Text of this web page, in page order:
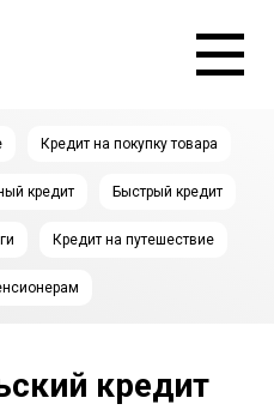
Кредит на покупку товара
кредит Быстрый кредит
Кредит на путешествие
кредит